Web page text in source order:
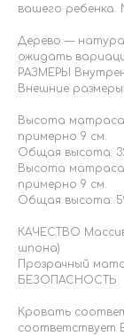
вашего ребенка.
Дерево —
ожидать
РАЗМЕРЫ
Внешние
Высота матраса
примерно 9 см.
Общая высота:
Высота матраса
примерно 9 см.
Общая высота:
КАЧЕСТВО
шпона)
Прозрачный
БЕЗОПАСНОСТЬ
Кровать
соответствует